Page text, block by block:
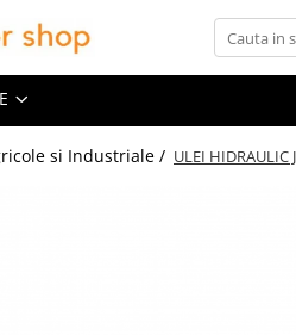
si Industriale / ULEI